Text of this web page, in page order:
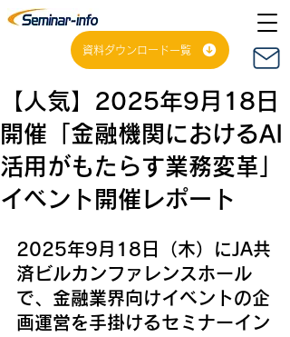
資料ダウンロード一覧
【人気】2025年9月18日
開催「金融機関におけるAI
活用がもたらす業務変革」
イベント開催レポート
2025年9月18日（木）にJA共
済ビルカンファレンスホール
で、金融業界向けイベントの企
画運営を手掛けるセミナーイン